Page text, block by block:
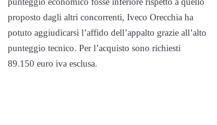
proposto dagli altri concorrenti, Iveco Orecchia ha
potuto aggiudicarsi l’affido dell’appalto grazie all’alto
punteggio tecnico. Per l’acquisto sono richiesti
89.150 euro iva esclusa.